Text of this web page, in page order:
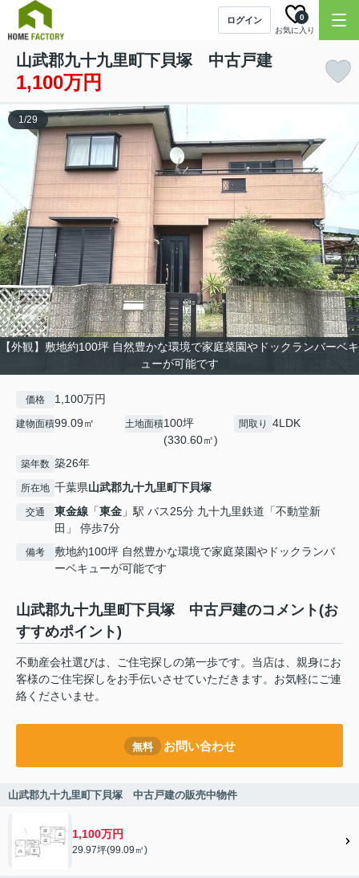
ログイン
お気に入り
0
山武郡九十九里町下貝塚 中古戸建
1,100万円
【外観】敷地約100坪 自然豊かな環境で家庭菜園やドックランバーベキ
ューが可能です
1/29
価格 1,100万円
建物面積99.09㎡ 土地面積100坪
(330.60㎡)
間取り 4LDK
築年数 築26年
所在地 千葉県山武郡九十九里町下貝塚
交通 東金線 「東金 」駅 バス25分 九十九里鉄道「不動堂新
田」 停歩7分
備考
敷地約100坪 自然豊かな環境で家庭菜園やドックランバ
ーベキューが可能です
山武郡九十九里町下貝塚 中古戸建のコメント(お
すすめポイント)
不動産会社選びは、ご住宅探しの第一歩です。当店は、親身にお
客様のご住宅探しをお手伝いさせていただきます。お気軽にご連
絡くださいませ。
無料 お問い合わせ
山武郡九十九里町下貝塚 中古戸建の販売中物件
1,100万円
29.97坪(99.09㎡)